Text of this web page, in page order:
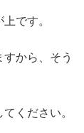
です。
から、そう
ください。